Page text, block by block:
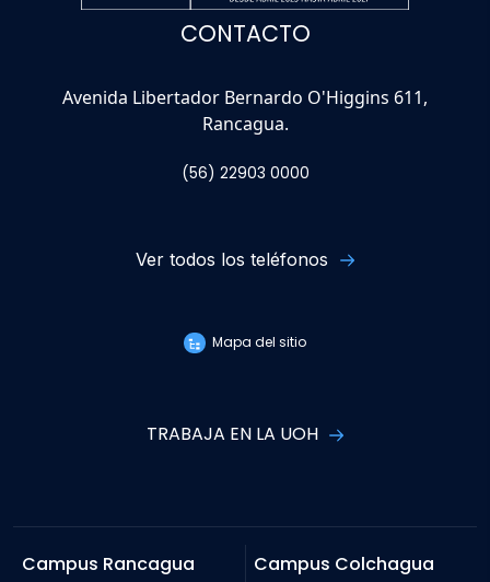
CONTACTO
Avenida Libertador Bernardo O'Higgins 611,
Rancagua.
(56) 22903 0000
Ver todos los teléfonos
Mapa del sitio
TRABAJA EN LA UOH
Campus Rancagua
Campus Colchagua